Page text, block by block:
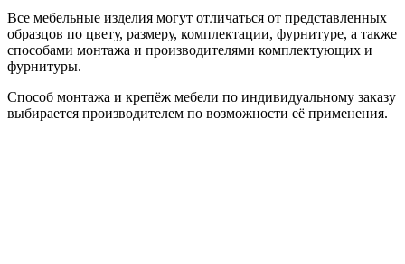
Все мебельные изделия могут отличаться от представленных
образцов по цвету, размеру, комплектации, фурнитуре, а также
способами монтажа и производителями комплектующих и
фурнитуры.
Способ монтажа и крепёж мебели по индивидуальному заказу
выбирается производителем по возможности её применения.